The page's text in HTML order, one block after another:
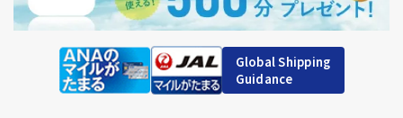
Global Shipping
Guidance